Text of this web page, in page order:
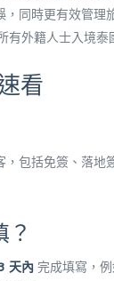
，同時更有效管
有外籍人士入境泰
看
，包括免簽、落地
？
天內 完成填寫，